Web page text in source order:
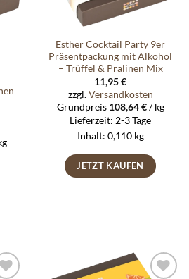
Esther Cocktail Party 9er
Präsentpackung mit Alkohol
– Trüffel & Pralinen Mix
11,95€
zzgl.Versandkosten
Grundpreis 108,64€/kg
Lieferzeit: 2-3 Tage
Inhalt: 0,110 kg
JETZT KAUFEN